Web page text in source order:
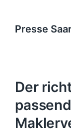
Presse
Der